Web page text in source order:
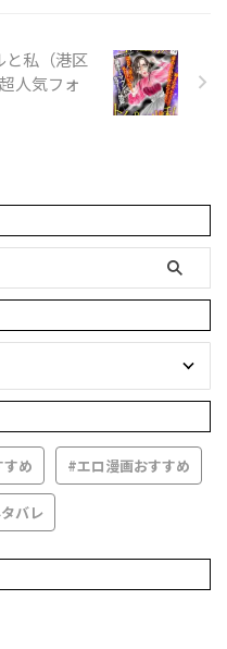
と私（港区
人気フォ
め #エロ漫画おすすめ
バレ